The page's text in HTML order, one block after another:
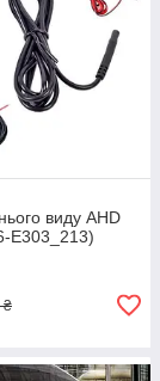
виду AHD
E303_213)
₴